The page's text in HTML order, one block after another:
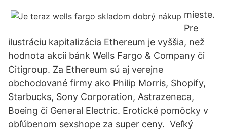
mieste.
Pre
ilustráciu kapitalizácia Ethereum je vyššia, než
hodnota akcii bánk Wells Fargo & Company či
Citigroup. Za Ethereum sú aj verejne
obchodované firmy ako Philip Morris, Shopify,
Starbucks, Sony Corporation, Astrazeneca,
Boeing či General Electric. Erotické pomôcky v
obľúbenom sexshope za super ceny. ️ Veľký